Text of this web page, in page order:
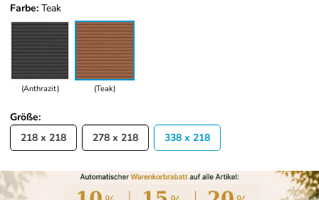
Farbe: Teak
(Anthrazit) (Teak)
Größe:
218 x 218
278 x 218 338 x 218